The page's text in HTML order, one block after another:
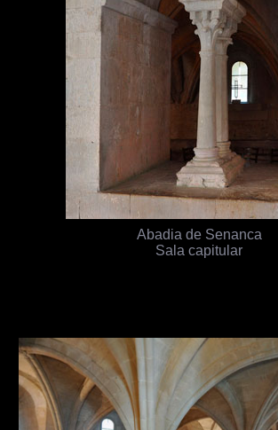
Abadia de Senanca
Sala capitular